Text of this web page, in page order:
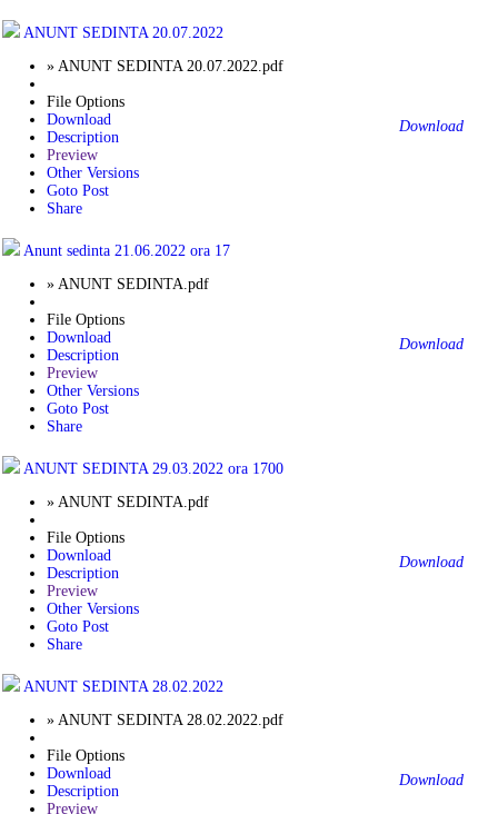
ANUNT SEDINTA 20.07.2022
» ANUNT SEDINTA 20.07.2022.pdf
File Options
Download
Description
Preview
Other Versions
Goto Post
Share
Download
Anunt sedinta 21.06.2022 ora 17
» ANUNT SEDINTA.pdf
File Options
Download
Description
Preview
Other Versions
Goto Post
Share
Download
ANUNT SEDINTA 29.03.2022 ora 1700
» ANUNT SEDINTA.pdf
File Options
Download
Description
Preview
Other Versions
Goto Post
Share
Download
ANUNT SEDINTA 28.02.2022
» ANUNT SEDINTA 28.02.2022.pdf
File Options
Download
Description
Preview
Download